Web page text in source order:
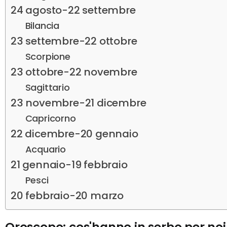
24 agosto-22 settembre
Bilancia
23 settembre-22 ottobre
Scorpione
23 ottobre-22 novembre
Sagittario
23 novembre-21 dicembre
Capricorno
22 dicembre-20 gennaio
Acquario
21 gennaio-19 febbraio
Pesci
20 febbraio-20 marzo